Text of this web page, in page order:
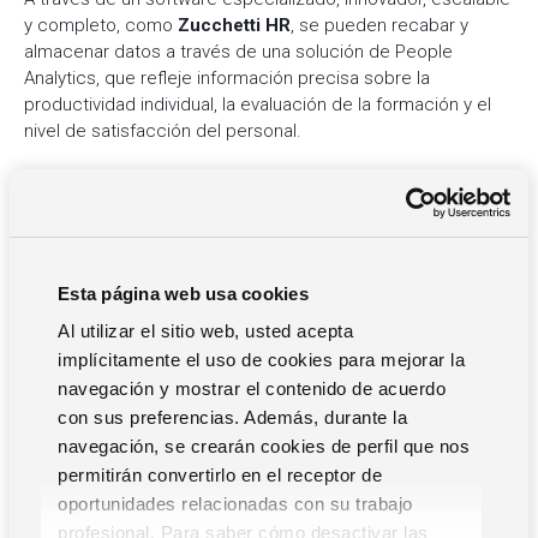
Esta página web usa cookies
Al utilizar el sitio web, usted acepta
implícitamente el uso de cookies para mejorar la
navegación y mostrar el contenido de acuerdo
con sus preferencias. Además, durante la
navegación, se crearán cookies de perfil que nos
permitirán convertirlo en el receptor de
oportunidades relacionadas con su trabajo
profesional. Para saber cómo desactivar las
y completo, como Zucchetti HR, se pueden recabar y
almacenar datos a través de una solución de People
Analytics, que refleje información precisa sobre la
productividad individual, la evaluación de la formación y el
nivel de satisfacción del personal.
a través del
Portal del Empleado de Zucchetti HR ayuda a que las
está disponible para la persona empleada de forma digital,
lo que ayuda a automatizar los procesos administrativos.
Por otra parte, la optimización de los procesos del cálculo
de nóminas y la gestión de gastos de viajes corporativos,
sólo se puede automatizar a través de una solución flexible
y personalizable, como es el software ZTravel, la solución
de gestión de gastos de viajes de Zucchettique se
integra la suite de soluciones de gestión de RRHH,